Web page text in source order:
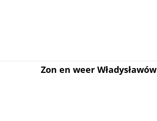
Zon en weer Władysławów